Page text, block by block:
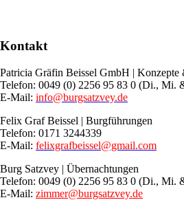
Kontakt
Patricia Gräfin Beissel GmbH | Konzepte
Telefon: 0049 (0) 2256 95 83 0 (Di., Mi.
E-Mail: info@burgsatzvey.de
Felix Graf Beissel | Burgführungen
Telefon: 0171 3244339
E-Mail: felixgrafbeissel@gmail.com
Burg Satzvey | Übernachtungen
Telefon: 0049 (0) 2256 95 83 0 (Di., Mi.
E-Mail: zimmer@burgsatzvey.de